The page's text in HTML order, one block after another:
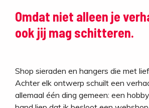
Omdat niet alleen je
ook jij mag schitteren.
Shop sieraden en hangers die met
Achter elk ontwerp schuilt een
allemaal één ding gemeen: een